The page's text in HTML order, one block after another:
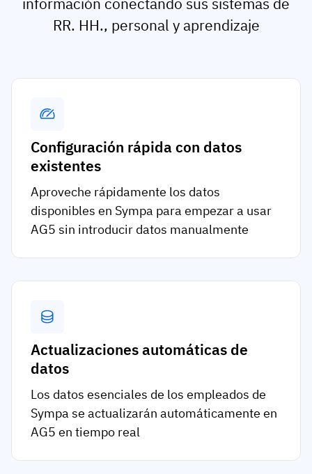
RR. HH., personal y aprendizaje
Configuración rápida con datos
existentes
Aproveche rápidamente los datos
disponibles en Sympa para empezar a usar
AG5 sin introducir datos manualmente
Actualizaciones automáticas de
datos
Los datos esenciales de los empleados de
Sympa se actualizarán automáticamente en
AG5 en tiempo real